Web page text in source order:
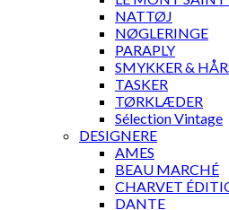
NATTØJ
NØGLERINGE
PARAPLY
SMYKKER &
TASKER
TØRKLÆDER
Sélection Vintage
DESIGNERE
AMES
BEAU MARCHÉ
CHARVET
DANTE